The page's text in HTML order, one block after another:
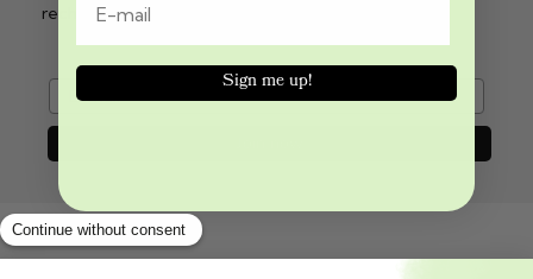
rechtstreeks in je inbox!
e-mail Sign me up!